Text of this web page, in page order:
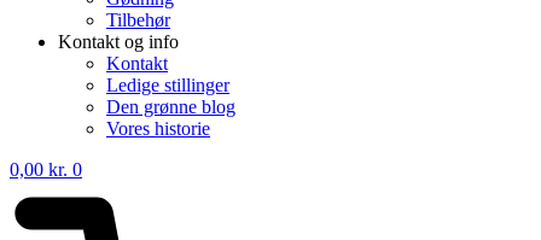
Tilbehør
Kontakt og info
Kontakt
Ledige stillinger
Den grønne blog
Vores historie
0,00 kr. 0